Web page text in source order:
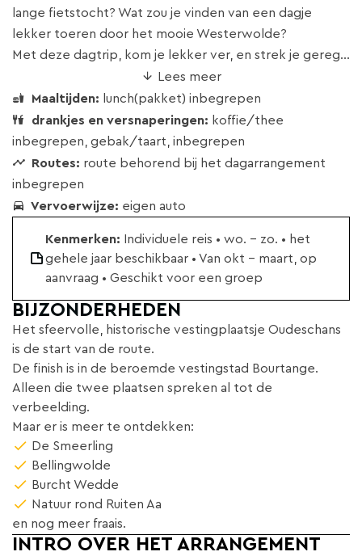
lange fietstocht? Wat zou je vinden van een dagje
lekker toeren door het mooie Westerwolde?
Met deze dagtrip, kom je lekker ver, en strek je gereg...
Lees meer
Maaltijden: lunch(pakket) inbegrepen
drankjes en versnaperingen: koffie/thee
inbegrepen, gebak/taart, inbegrepen
Routes: route behorend bij het dagarrangement
inbegrepen
Vervoerwijze: eigen auto
Kenmerken: Individuele reis • wo. - zo. • het
gehele jaar beschikbaar • Van okt - maart, op
aanvraag • Geschikt voor een groep
BIJZONDERHEDEN
Het sfeervolle, historische vestingplaatsje Oudeschans
is de start van de route.
De finish is in de beroemde vestingstad Bourtange.
Alleen die twee plaatsen spreken al tot de
verbeelding.
Maar er is meer te ontdekken:
De Smeerling
Bellingwolde
Burcht Wedde
Natuur rond Ruiten Aa
en nog meer fraais.
INTRO OVER HET ARRANGEMENT